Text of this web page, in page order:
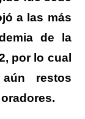
a las más
de la
por lo cual
restos